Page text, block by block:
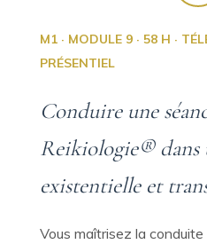
M1 · MODULE 9 · 58 H ·
PRÉSENTIEL
Conduire une
Reikiologie® dans
existentielle et
Vous maîtrisez la